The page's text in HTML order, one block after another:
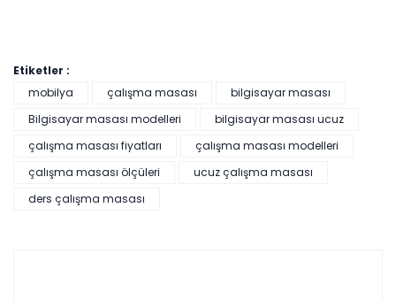
Arda Çalışma Masası
Etiketler :
mobilya
çalışma masası
bilgisayar masası
Bilgisayar masası modelleri
bilgisayar masası ucuz
çalışma masası fiyatları
çalışma masası modelleri
çalışma masası ölçüleri
ucuz çalışma masası
ders çalışma masası